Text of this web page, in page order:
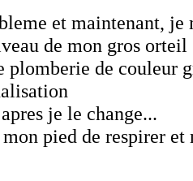
et maintenant, je
de mon gros orteil
plomberie de couleur
je le change...
pied de respirer et